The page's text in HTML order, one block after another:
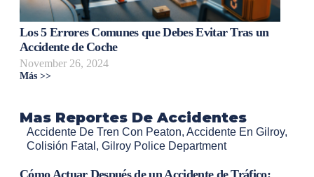
Los 5 Errores Comunes que Debes Evitar Tras un
Accidente de Coche
November 26, 2024
Más >>
Mas Reportes De Accidentes
Accidente De Tren Con Peaton, Accidente En Gilroy,
Colisión Fatal , Gilroy Police Department
Cómo Actuar Después de un Accidente de Tráfico: